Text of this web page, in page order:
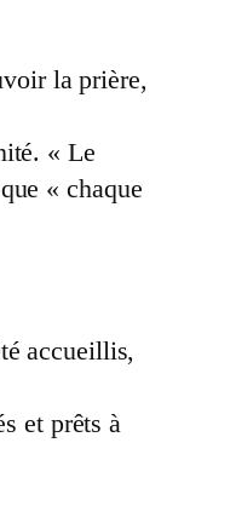
la prière,
« Le
« chaque
accueillis,
et prêts à